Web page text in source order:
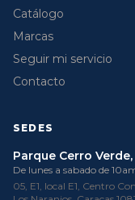
Catálogo
Marcas
Seguir mi servicio
Contacto
SEDES
Parque Cerro Verde,
De lunes a sabado de
05, E1, local E1, Centro